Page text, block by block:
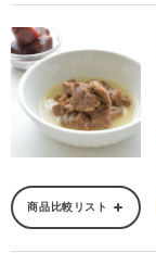
商品比較リスト